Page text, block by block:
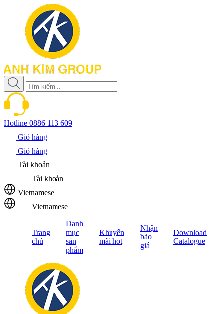
Hotline 0886 113 609
Giỏ hàng
Giỏ hàng
Tài khoản
Tài khoản
Vietnamese
Vietnamese
Trang
chủ
Danh
mục
sản
phẩm
Khuyến
mãi hot
Nhận
báo
giá
Download
Catalogue